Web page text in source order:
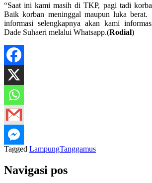
“Saat ini kami masih di TKP, pagi tadi
Baik korban meninggal maupun luka berat.
informasi selengkapnya akan kami
Dade Suhaeri melalui Whatsapp.(Rodial)
Tagged LampungTanggamus
Navigasi pos